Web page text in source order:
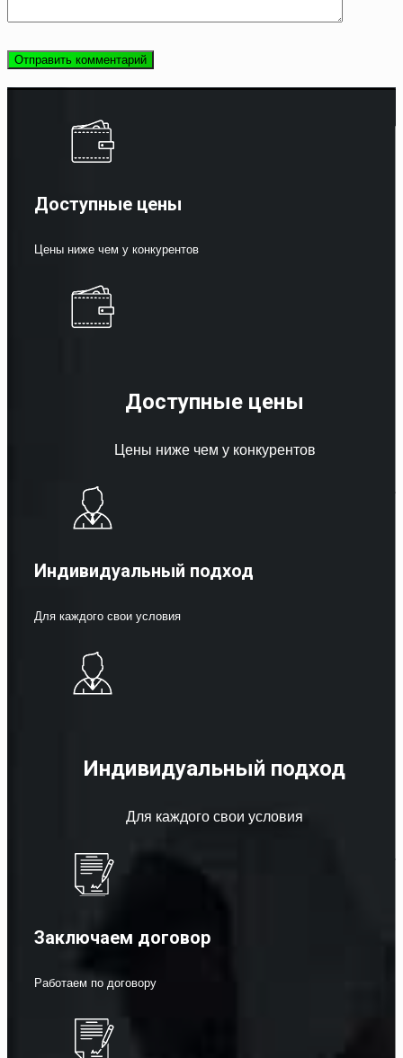
Доступные цены
Цены ниже чем у конкурентов
Доступные цены
Цены ниже чем у конкурентов
Индивидуальный подход
Для каждого свои условия
Индивидуальный подход
Для каждого свои условия
Заключаем договор
Работаем по договору